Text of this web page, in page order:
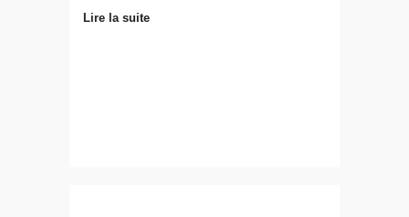
Lire la suite